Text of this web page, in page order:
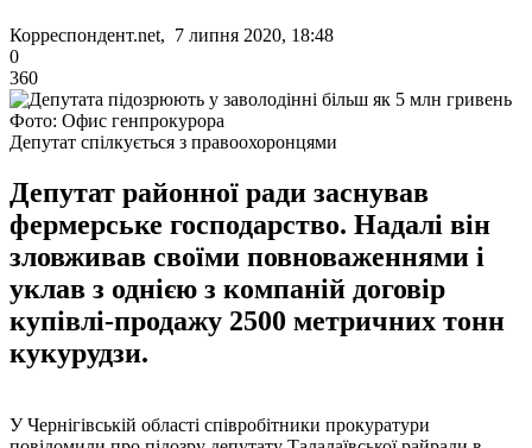
Корреспондент.net, 7 липня 2020, 18:48
0
360
Фото: Офис генпрокурора
Депутат спілкується з правоохоронцями
Депутат районної ради заснував
фермерське господарство. Надалі він
зловживав своїми повноваженнями і
уклав з однією з компаній договір
купівлі-продажу 2500 метричних тонн
кукурудзи.
У Чернігівській області співробітники прокуратури